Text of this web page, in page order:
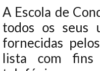
A Escola de
todos os seus
fornecidas
lista com fins